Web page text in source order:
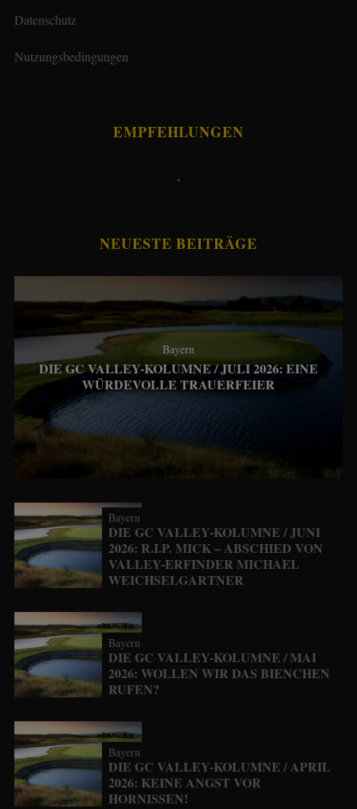
Datenschutz
Nutzungsbedingungen
EMPFEHLUNGEN
.
NEUESTE BEITRÄGE
Bayern
DIE GC VALLEY-KOLUMNE / JULI 2026: EINE
WÜRDEVOLLE TRAUERFEIER
Bayern
DIE GC VALLEY-KOLUMNE / JUNI
2026: R.I.P. MICK – ABSCHIED VON
VALLEY-ERFINDER MICHAEL
WEICHSELGARTNER
Bayern
DIE GC VALLEY-KOLUMNE / MAI
2026: WOLLEN WIR DAS BIENCHEN
RUFEN?
Bayern
DIE GC VALLEY-KOLUMNE / APRIL
2026: KEINE ANGST VOR
HORNISSEN!